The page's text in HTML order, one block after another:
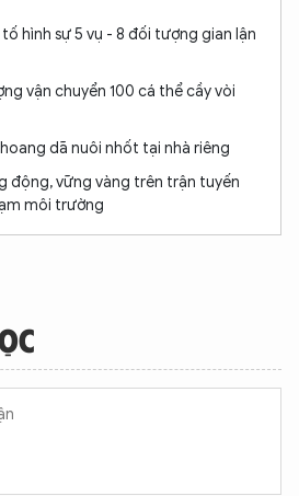
hình sự 5 vụ - 8 đối tượng gian lận
vận chuyển 100 cá thể cầy vòi
dã nuôi nhốt tại nhà riêng
động, vững vàng trên trận tuyến
môi trường